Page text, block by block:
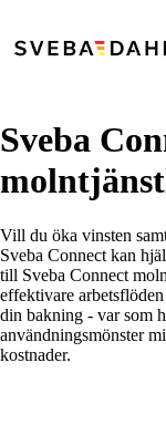
Sveba
Vill du öka vinsten
Sveba Connect kan
till Sveba Connect
effektivare
din bakning - var som
användningsmönster
kostnader.